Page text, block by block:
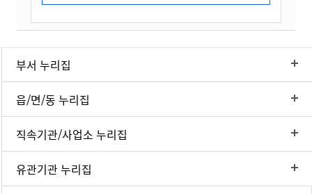
부서 누리집
읍/면/동 누리집
직속기관/사업소 누리집
유관기관 누리집